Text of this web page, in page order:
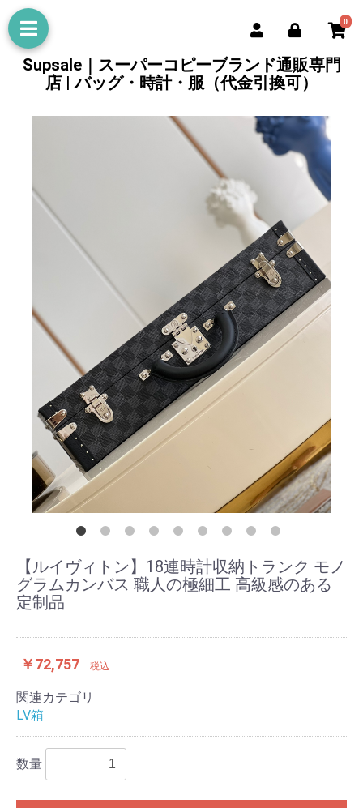
0
Supsale｜スーパーコピーブランド通販専門
店 | バッグ・時計・服（代金引換可）
【ルイヴィトン】18連時計収納トランク モノ
グラムカンバス 職人の極細工 高級感のある
定制品
￥72,757 税込
関連カテゴリ
LV箱
数量